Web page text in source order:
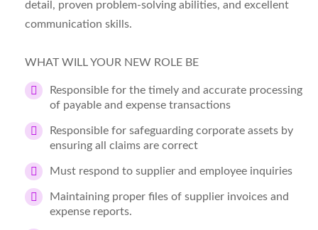
detail, proven problem-solving abilities, and excellent
communication skills.
WHAT WILL YOUR NEW ROLE BE
Responsible for the timely and accurate processing
of payable and expense transactions
Responsible for safeguarding corporate assets by
ensuring all claims are correct
Must respond to supplier and employee inquiries
Maintaining proper files of supplier invoices and
expense reports.